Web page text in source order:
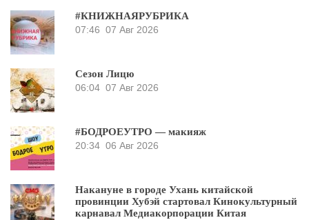
#КНИЖНАЯРУБРИКА
07:46 07 Авг 2026
Сезон Лицю
06:04 07 Авг 2026
#БОДРОЕУТРО — макияж
20:34 06 Авг 2026
Накануне в городе Ухань китайской
провинции Хубэй стартовал Кинокультурный
карнавал Медиакорпорации Китая